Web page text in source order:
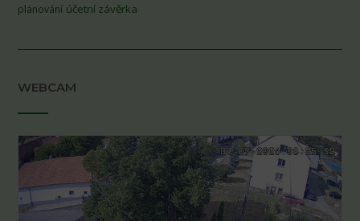
plánování účetní závěrka
WEBCAM